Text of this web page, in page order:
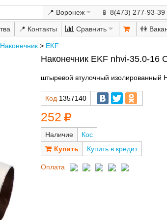
📍 Воронеж 📱 8(473) 277-93-39
📍 Сравнить 👫
Наконечник> EKF
Наконечник EKF nhvi-35.0-16
штыревой втулочный
Код 1357140
252
Наличие
Кос
Купить в кредит
Оплата